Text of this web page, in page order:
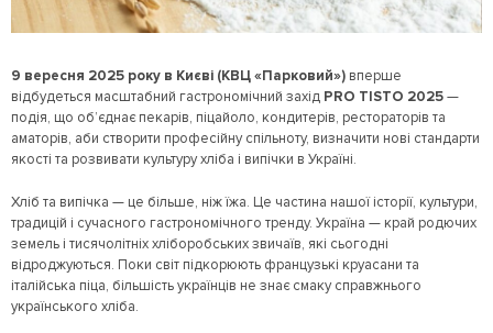
9 вересня 2025 року в Києві (КВЦ «Парковий») вперше
відбудеться масштабний гастрономічний захід PRO TISTO 2025—
подія, що об’єднає пекарів, піцайоло, кондитерів, рестораторів та
аматорів, аби створити професійну спільноту, визначити нові стандарти
якості та розвивати культуру хліба і випічки в Україні.
Хліб та випічка — це більше, ніж їжа. Це частина нашої історії, культури,
традицій і сучасного гастрономічного тренду. Україна — край родючих
земель і тисячолітніх хліборобських звичаїв, які сьогодні
відроджуються. Поки світ підкорюють французькі круасани та
італійська піца, більшість українців не знає смаку справжнього
українського хліба.